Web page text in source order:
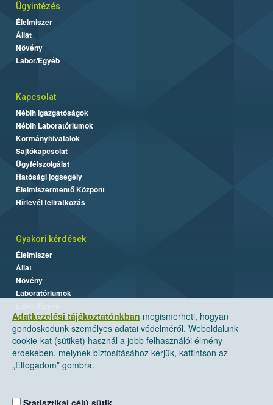
Adatkezelési tájékoztatónkban megismerheti, hogyan
gondoskodunk személyes adatai védelméről. Weboldalunk
cookie-kat (sütiket) használ a jobb felhasználói élmény
érdekében, melynek biztosításához kérjük, kattintson az
„Elfogadom” gombra.
Statisztikai célú sütik
Ügyintézés
Élelmiszer
Állat
Növény
Labor/Egyéb
Kapcsolat
Nébih Igazgatóságok
Nébih Laboratóriumok
Kormányhivatalok
Sajtókapcsolat
Ügyfélszolgálat
Hatósági jogsegély
Élelmiszermentő Központ
Hírlevél feliratkozás
Gyakori kérdések
Élelmiszer
Állat
Növény
Laboratóriumok